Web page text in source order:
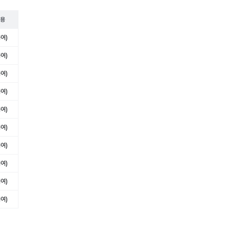
)
)
)
)
)
)
)
)
)
)